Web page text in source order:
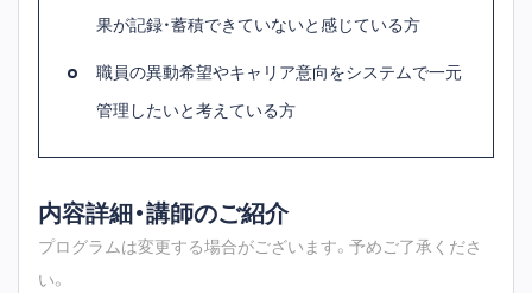
果が記録・蓄積できていないと感じている方
職員の異動希望やキャリア意向をシステムで一元
管理したいと考えている方
内容詳細・講師のご紹介
プログラムは変更する場合がございます。予めご了承くださ
い。